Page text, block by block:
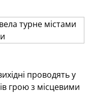
проводять у
грою з місцевими